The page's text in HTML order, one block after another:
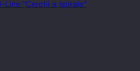
Line "Cerchi a spirale"